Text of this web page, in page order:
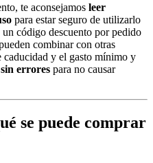
te aconsejamos leer
para estar seguro de utilizarlo
código descuento por pedido
combinar con otras
caducidad y el gasto mínimo y
sin errores para no causar
se puede comprar